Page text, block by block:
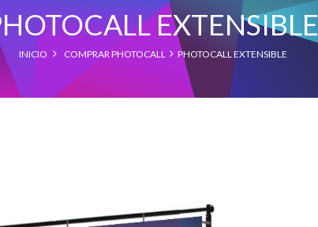
EXTENSIBLE
INICIO COMPRAR PHOTOCALL PHOTOCALL EXTENSIBLE